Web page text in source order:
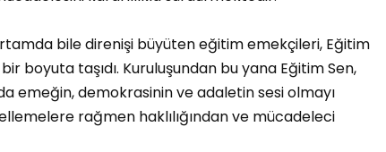
bile direnişi büyüten eğitim emekçileri, Eğitim
boyuta taşıdı. Kuruluşundan bu yana Eğitim Sen,
emeğin, demokrasinin ve adaletin sesi olmayı
rağmen haklılığından ve mücadeleci